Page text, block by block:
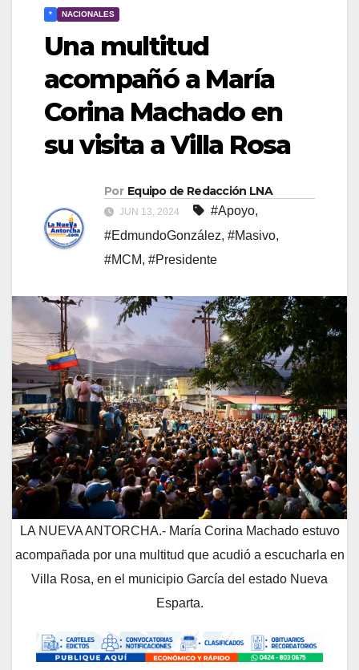
* NACIONALES
Una multitud
acompañó a María
Corina Machado en
su visita a Villa Rosa
Por Equipo de Redacción LNA
JUN 13, 2024 #Apoyo,
#EdmundoGonzález, #Masivo,
#MCM, #Presidente
LA NUEVA ANTORCHA.- María Corina Machado estuvo
acompañada por una multitud que acudió a escucharla en
Villa Rosa, en el municipio García del estado Nueva
Esparta.